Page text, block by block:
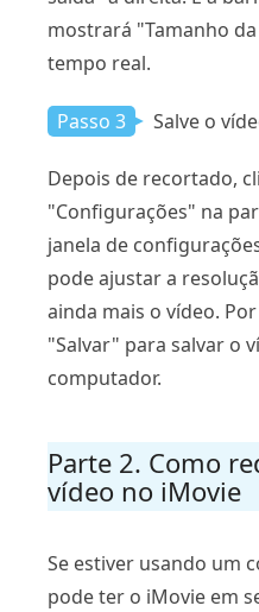
mostrará "Tamanho
tempo real.
Passo 3 Salve o
Depois de recortado,
"Configurações" na
janela de
pode ajustar a
ainda mais o vídeo.
"Salvar" para salvar o
computador.
Parte 2. Como
vídeo no iMovie
Se estiver usando um
pode ter o iMovie em